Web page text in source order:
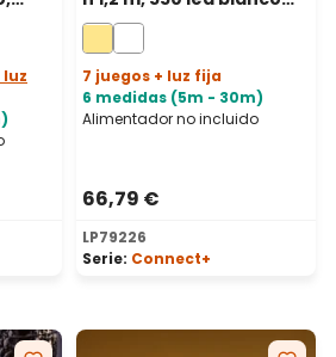
luz
cálido, cable
transparente,
prolongable
7 juegos + luz fija
6 medidas (5m - 30m)
Alimentador no incluido
66,79 €
LP79226
Serie: Connect+